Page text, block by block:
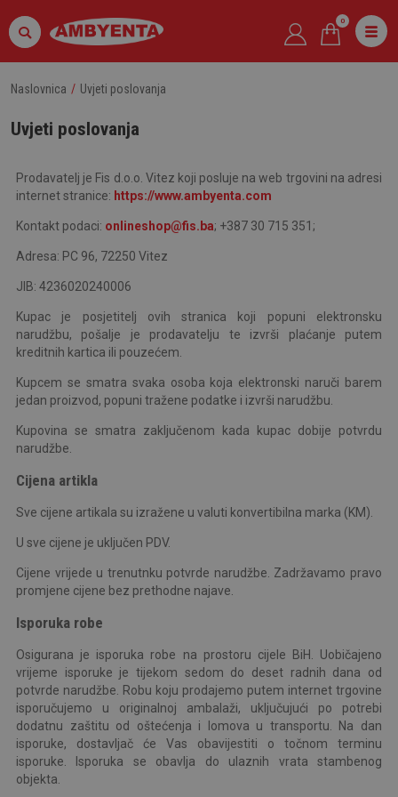
0
Naslovnica Uvjeti poslovanja
Uvjeti poslovanja
Prodavatelj je Fis d.o.o. Vitez koji posluje na web trgovini na adresi
internet stranice: https://www.ambyenta.com
Kontakt podaci: onlineshop@fis.ba; +387 30 715 351;
Adresa: PC 96, 72250 Vitez
JIB: 4236020240006
Kupac je posjetitelj ovih stranica koji popuni elektronsku
narudžbu, pošalje je prodavatelju te izvrši plaćanje putem
kreditnih kartica ili pouzećem.
Kupcem se smatra svaka osoba koja elektronski naruči barem
jedan proizvod, popuni tražene podatke i izvrši narudžbu.
Kupovina se smatra zaključenom kada kupac dobije potvrdu
narudžbe.
Cijena artikla
Sve cijene artikala su izražene u valuti konvertibilna marka (KM).
U sve cijene je uključen PDV.
Cijene vrijede u trenutnku potvrde narudžbe. Zadržavamo pravo
promjene cijene bez prethodne najave.
Isporuka robe
Osigurana je isporuka robe na prostoru cijele BiH. Uobičajeno
vrijeme isporuke je tijekom sedom do deset radnih dana od
potvrde narudžbe. Robu koju prodajemo putem internet trgovine
isporučujemo u originalnoj ambalaži, uključujući po potrebi
dodatnu zaštitu od oštećenja i lomova u transportu. Na dan
isporuke, dostavljač će Vas obavijestiti o točnom terminu
isporuke. Isporuka se obavlja do ulaznih vrata stambenog
objekta.